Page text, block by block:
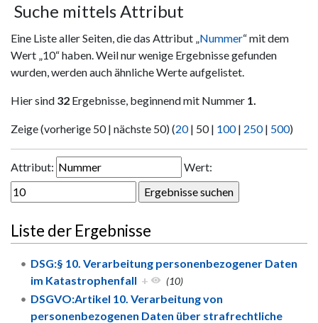
Suche mittels Attribut
Eine Liste aller Seiten, die das Attribut „Nummer“ mit dem
Wert „10“ haben. Weil nur wenige Ergebnisse gefunden
wurden, werden auch ähnliche Werte aufgelistet.
Hier sind 32 Ergebnisse, beginnend mit Nummer 1.
Zeige (vorherige 50 | nächste 50) (20| 50| 100| 250| 500)
Attribut: Wert:
Liste der Ergebnisse
DSG:§ 10. Verarbeitung personenbezogener Daten
im Katastrophenfall + (10)
DSGVO:Artikel 10. Verarbeitung von
personenbezogenen Daten über strafrechtliche